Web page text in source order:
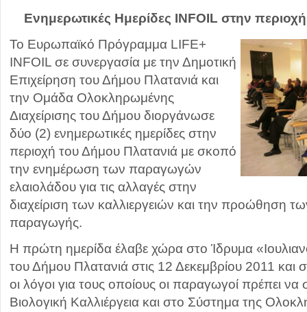
Ενημερωτικές Ημερίδες INFOIL στην
Το Ευρωπαϊκό Πρόγραμμα LIFE+
INFOIL σε συνεργασία με την Δημοτική
Επιχείρηση του Δήμου Πλατανιά και
την Ομάδα Ολοκληρωμένης
Διαχείρισης του Δήμου διοργάνωσε
δύο (2) ενημερωτικές ημερίδες στην
περιοχή του Δήμου Πλατανιά με σκοπό
την ενημέρωση των παραγωγών
ελαιολάδου για τις αλλαγές στην
διαχείριση των καλλιεργειών και την προώθηση
παραγωγής.
Η πρώτη ημερίδα έλαβε χώρα στο Ίδρυμα
του Δήμου Πλατανιά στις 12 Δεκεμβρίου 2011 και
οι λόγοι για τους οποίους οι παραγωγοί πρέπει
Βιολογική Καλλιέργεια και στο Σύστημα της